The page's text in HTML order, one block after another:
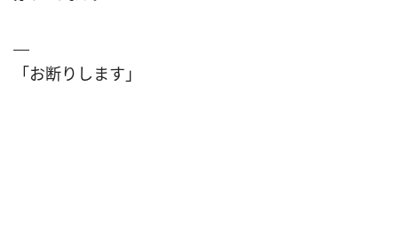
「お断りします」